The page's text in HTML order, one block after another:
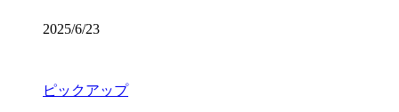
2025/6/23
ピックアップ